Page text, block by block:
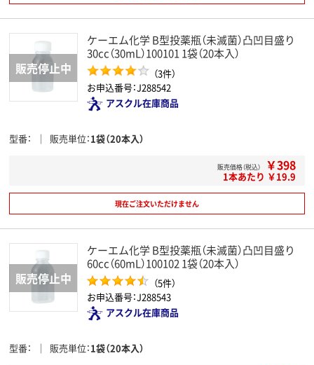
ケーエム化学 B型投薬瓶（未滅菌）凸凹目盛り
30cc（30mL）100101 1袋（20本入）
（3件）
お申込番号：J288542
アスクル在庫商品
型番 販売単位 1袋（20本入）
販売価格（税込） ￥398
1本あたり ￥19.9
現在ご注文いただけません
ケーエム化学 B型投薬瓶（未滅菌）凸凹目盛り
60cc（60mL）100102 1袋（20本入）
（5件）
お申込番号：J288543
アスクル在庫商品
型番 販売単位 1袋（20本入）